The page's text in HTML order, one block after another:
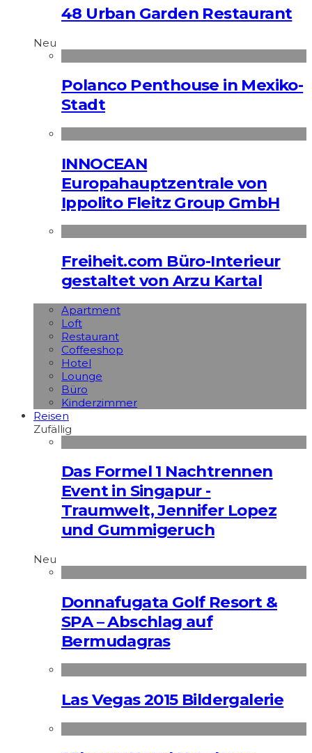
48 Urban Garden Restaurant
Neu
Polanco Penthouse in Mexiko-
Stadt
INNOCEAN
Europahauptzentrale von
Ippolito Fleitz Group GmbH
Freiheit.com Büro-Interieur
gestaltet von Arzu Kartal
Apart­ment
Loft
Restaurant
Coffeeshop
Hotel
Lounge
Büro
Kinderzimmer
Reisen
Zufällig
Das Formel 1 Nachtrennen
Event in Singapur -
Traumwelt, Jennifer Lopez
und Gummigeruch
Neu
Donnafugata Golf Resort &
SPA – Abschlag auf
Bermudagras
Las Vegas 2015 Bildergalerie